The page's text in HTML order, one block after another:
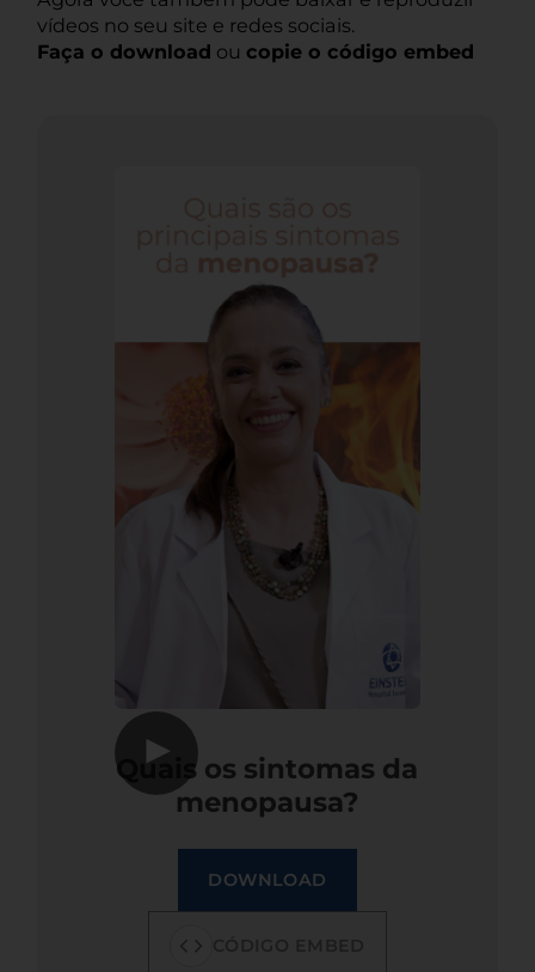
vídeos no seu site e redes sociais.
Faça o download ou copie o código embed
▶
Quais os sintomas da
menopausa?
DOWNLOAD